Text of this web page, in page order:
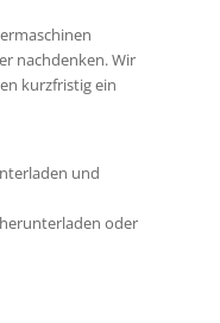
nachdenken. Wir
kurzfristig ein
und
oder